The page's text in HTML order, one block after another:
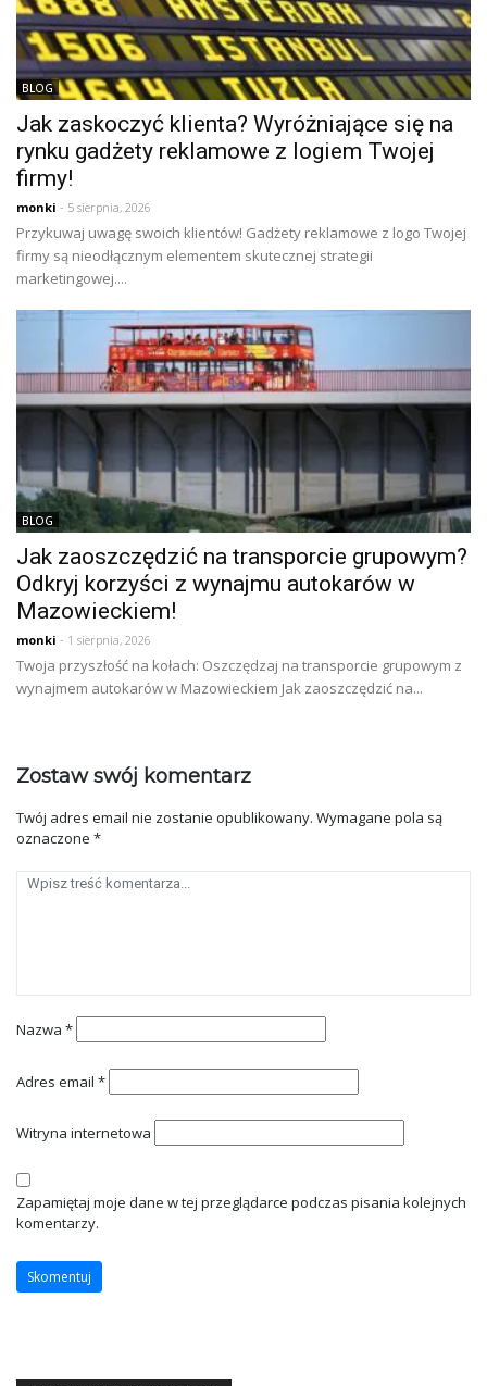
BLOG
Jak zaskoczyć klienta? Wyróżniające się na
rynku gadżety reklamowe z logiem Twojej
firmy!
monki - 5 sierpnia, 2026
Przykuwaj uwagę swoich klientów! Gadżety reklamowe z logo Twojej
firmy są nieodłącznym elementem skutecznej strategii
marketingowej....
BLOG
Jak zaoszczędzić na transporcie grupowym?
Odkryj korzyści z wynajmu autokarów w
Mazowieckiem!
monki - 1 sierpnia, 2026
Twoja przyszłość na kołach: Oszczędzaj na transporcie grupowym z
wynajmem autokarów w Mazowieckiem Jak zaoszczędzić na...
Zostaw swój komentarz
Twój adres email nie zostanie opublikowany. Wymagane pola są
oznaczone *
Nazwa *
Adres email *
Witryna internetowa
Zapamiętaj moje dane w tej przeglądarce podczas pisania kolejnych
komentarzy.